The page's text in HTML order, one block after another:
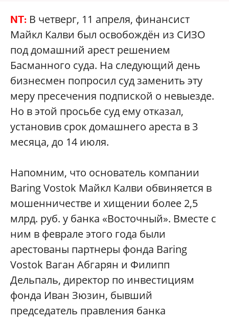
NT: В четверг, 11 апреля, финансист
Майкл Калви был освобождён из СИЗО
под домашний арест решением
Басманного суда. На следующий день
бизнесмен попросил суд заменить эту
меру пресечения подпиской о невыезде.
Но в этой просьбе суд ему отказал,
установив срок домашнего ареста в 3
месяца, до 14 июля.
Напомним, что основатель компании
Baring Vostok Майкл Калви обвиняется в
мошенничестве и хищении более 2,5
млрд. руб. у банка «Восточный». Вместе с
ним в феврале этого года были
арестованы партнеры фонда Baring
Vostok Ваган Абгарян и Филипп
Дельпаль, директор по инвестициям
фонда Иван Зюзин, бывший
председатель правления банка